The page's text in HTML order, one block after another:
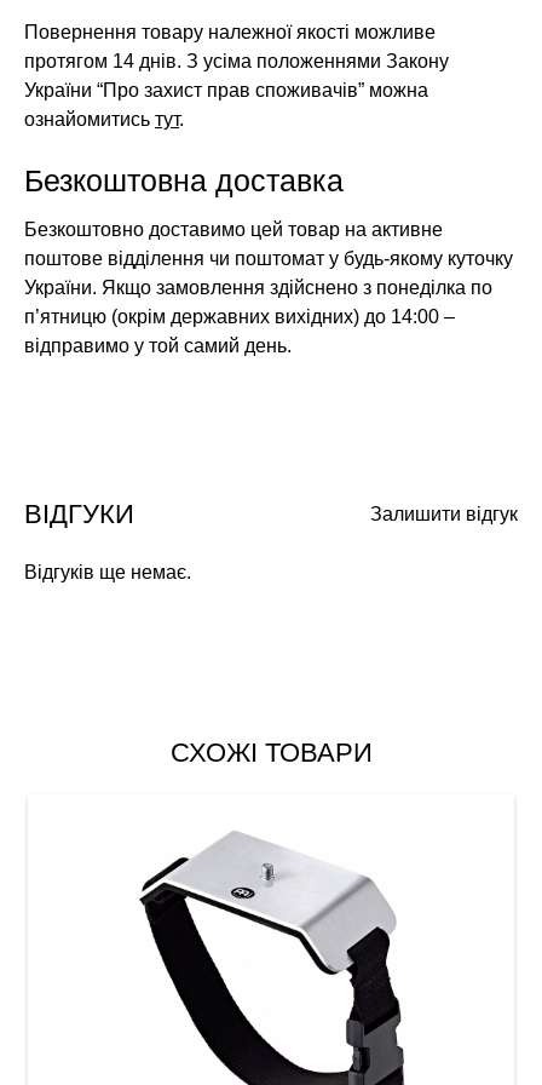
Повернення товару належної якості можливе
протягом 14 днів. З усіма положеннями Закону
України “Про захист прав споживачів” можна
ознайомитись тут.
Безкоштовна доставка
Безкоштовно доставимо цей товар на активне
поштове відділення чи поштомат у будь-якому куточку
України. Якщо замовлення здійснено з понеділка по
п’ятницю (окрім державних вихідних) до 14:00 –
відправимо у той самий день.
Залишити відгук
ВІДГУКИ
Відгуків ще немає.
СХОЖІ ТОВАРИ